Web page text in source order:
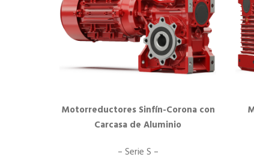
Motorreductores Sinfín-Corona con
Carcasa de Aluminio
– Serie S –